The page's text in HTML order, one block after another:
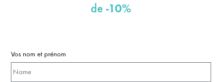
de -10%
Vos nom et prénom